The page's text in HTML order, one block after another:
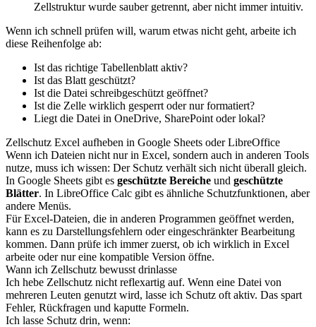
Zellstruktur wurde sauber getrennt, aber nicht immer intuitiv.
Wenn ich schnell prüfen will, warum etwas nicht geht, arbeite ich
diese Reihenfolge ab:
Ist das richtige Tabellenblatt aktiv?
Ist das Blatt geschützt?
Ist die Datei schreibgeschützt geöffnet?
Ist die Zelle wirklich gesperrt oder nur formatiert?
Liegt die Datei in OneDrive, SharePoint oder lokal?
Zellschutz Excel aufheben in Google Sheets oder LibreOffice
Wenn ich Dateien nicht nur in Excel, sondern auch in anderen Tools
nutze, muss ich wissen: Der Schutz verhält sich nicht überall gleich.
In Google Sheets gibt es geschützte Bereiche und geschützte
Blätter. In LibreOffice Calc gibt es ähnliche Schutzfunktionen, aber
andere Menüs.
Für Excel-Dateien, die in anderen Programmen geöffnet werden,
kann es zu Darstellungsfehlern oder eingeschränkter Bearbeitung
kommen. Dann prüfe ich immer zuerst, ob ich wirklich in Excel
arbeite oder nur eine kompatible Version öffne.
Wann ich Zellschutz bewusst drinlasse
Ich hebe Zellschutz nicht reflexartig auf. Wenn eine Datei von
mehreren Leuten genutzt wird, lasse ich Schutz oft aktiv. Das spart
Fehler, Rückfragen und kaputte Formeln.
Ich lasse Schutz drin, wenn: